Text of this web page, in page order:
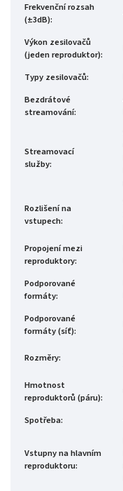
Frekvenční rozsah
(±3dB):
Výkon zesilovačů
(jeden reproduktor):
Typy zesilovačů:
Bezdrátové
streamování:
Streamovací
služby:
Rozlišení na
vstupech:
Propojení mezi
reproduktory:
Podporované
formáty:
Podporované
formáty (síť):
Rozměry:
Hmotnost
reproduktorů (páru):
Spotřeba:
Vstupny na hlavním
reproduktoru: